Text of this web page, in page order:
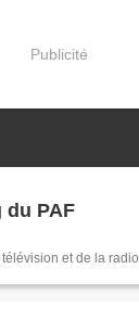
Publicité
du PAF
et de la radio